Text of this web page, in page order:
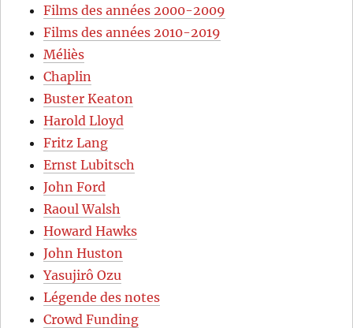
Films des années 2000-2009
Films des années 2010-2019
Méliès
Chaplin
Buster Keaton
Harold Lloyd
Fritz Lang
Ernst Lubitsch
John Ford
Raoul Walsh
Howard Hawks
John Huston
Yasujirô Ozu
Légende des notes
Crowd Funding